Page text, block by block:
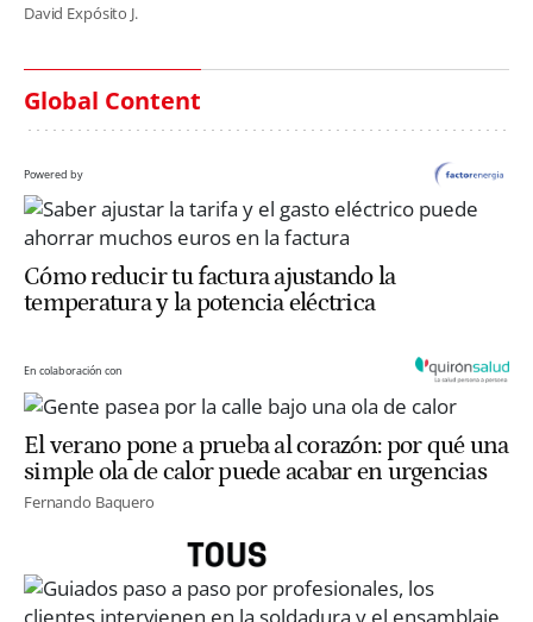
David Expósito J.
Global Content
Powered by
Cómo reducir tu factura ajustando la
temperatura y la potencia eléctrica
En colaboración con
El verano pone a prueba al corazón: por qué una
simple ola de calor puede acabar en urgencias
Fernando Baquero